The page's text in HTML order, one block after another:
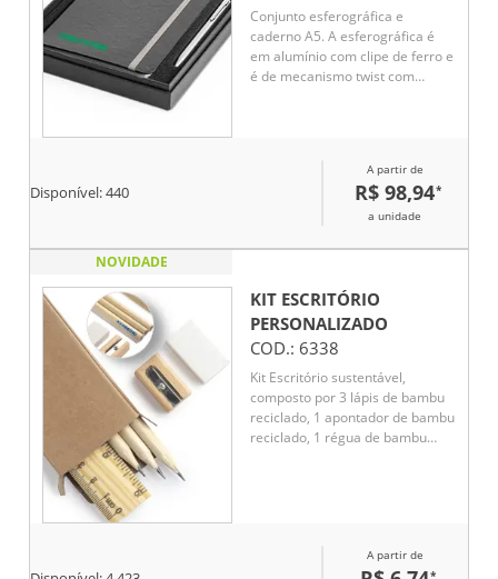
Conjunto esferográfica e
caderno A5. A esferográfica é
em alumínio com clipe de ferro e
é de mecanismo twist com
Disponível:440
A partir de
R$ 98,94*
a unidade
NOVIDADE
KIT ESCRITÓRIO
PERSONALIZADO
COD.: 6338
Kit Escritório sustentável,
composto por 3 lápis de bambu
reciclado, 1 apontador de bambu
reciclado, 1 régua de bambu
A partir de
*